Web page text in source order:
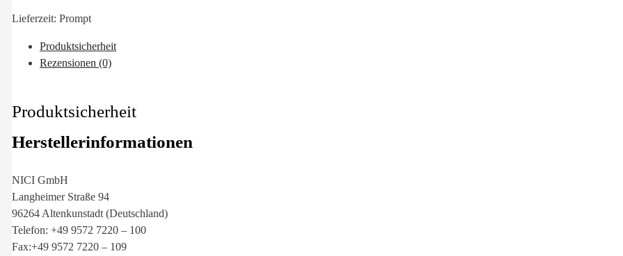
Lieferzeit: Prompt
Produktsicherheit
Rezensionen (0)
Produktsicherheit
Herstellerinformationen
NICI GmbH
Langheimer Straße 94
96264 Altenkunstadt (Deutschland)
Telefon: +49 9572 7220 – 100
Fax:+49 9572 7220 – 109